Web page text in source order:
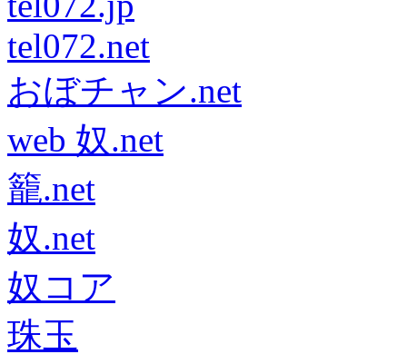
tel072.net
おぼチャン.net
web 奴.net
籠.net
奴.net
奴コア
珠玉